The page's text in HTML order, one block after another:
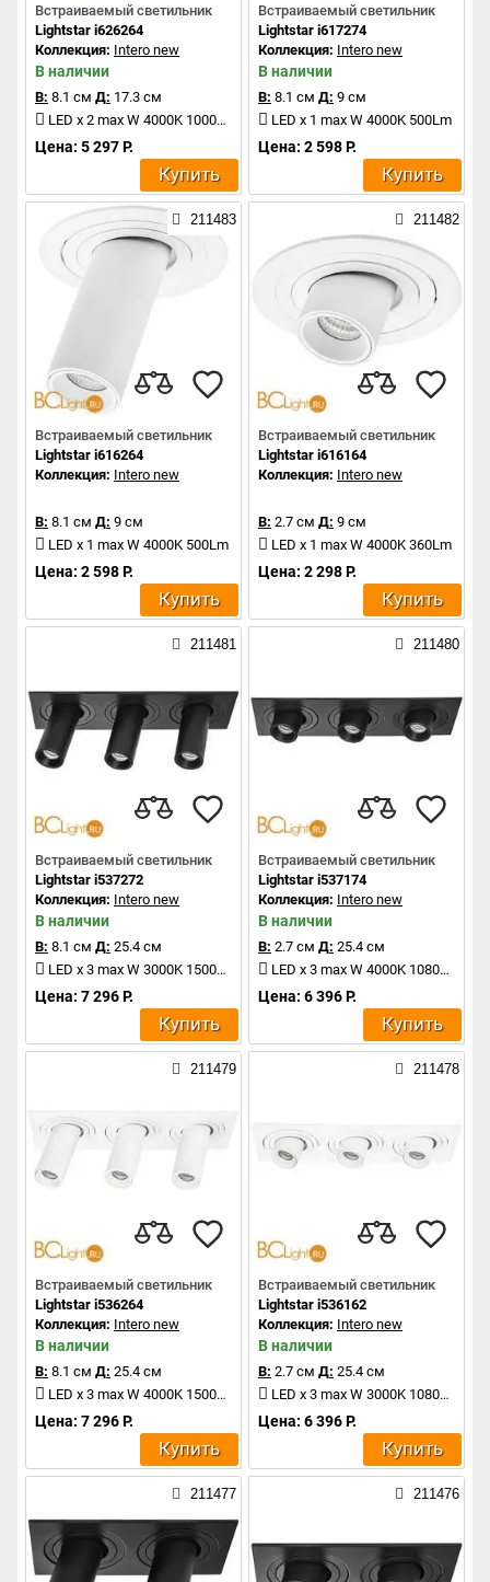
Встраиваемый светильник
Lightstar i626264
Коллекция: Intero new
В наличии
В: 8.1 см Д: 17.3 см
LED x 2 max W 4000K 1000Lm
Цена: 5 297 Р.
Купить
Встраиваемый светильник
Lightstar i617274
Коллекция: Intero new
В наличии
В: 8.1 см Д: 9 см
LED x 1 max W 4000K 500Lm
Цена: 2 598 Р.
Купить
211483
Встраиваемый светильник
Lightstar i616264
Коллекция: Intero new
В: 8.1 см Д: 9 см
LED x 1 max W 4000K 500Lm
Цена: 2 598 Р.
Купить
211482
Встраиваемый светильник
Lightstar i616164
Коллекция: Intero new
В: 2.7 см Д: 9 см
LED x 1 max W 4000K 360Lm
Цена: 2 298 Р.
Купить
211481
Встраиваемый светильник
Lightstar i537272
Коллекция: Intero new
В наличии
В: 8.1 см Д: 25.4 см
LED x 3 max W 3000K 1500Lm
Цена: 7 296 Р.
Купить
211480
Встраиваемый светильник
Lightstar i537174
Коллекция: Intero new
В наличии
В: 2.7 см Д: 25.4 см
LED x 3 max W 4000K 1080Lm
Цена: 6 396 Р.
Купить
211479
Встраиваемый светильник
Lightstar i536264
Коллекция: Intero new
В наличии
В: 8.1 см Д: 25.4 см
LED x 3 max W 4000K 1500Lm
Цена: 7 296 Р.
Купить
211478
Встраиваемый светильник
Lightstar i536162
Коллекция: Intero new
В наличии
В: 2.7 см Д: 25.4 см
LED x 3 max W 3000K 1080Lm
Цена: 6 396 Р.
Купить
211477 211476